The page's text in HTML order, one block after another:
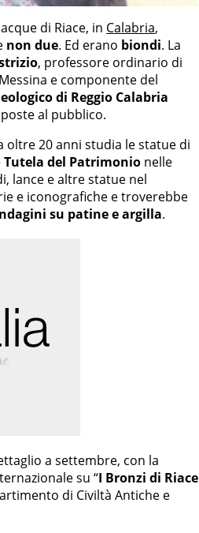
di Riace, in Calabria,
non due. Ed erano biondi. La
, professore ordinario di
e componente del
di Reggio Calabria
al pubblico.
oltre 20 anni studia le statue di
Tutela del Patrimonio nelle
lance e altre statue nel
e iconografiche e troverebbe
su patine e argilla.
a settembre, con la
su “I Bronzi di Riace
di Civiltà Antiche e